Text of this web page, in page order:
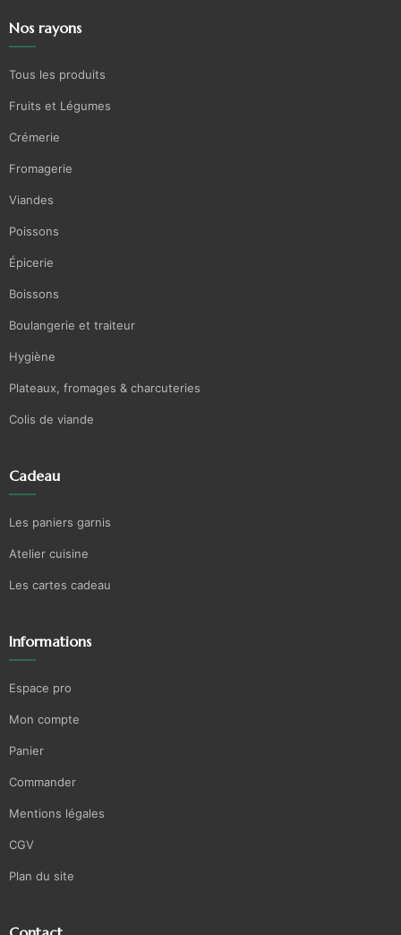
Nos rayons
Tous les produits
Fruits et Légumes
Crémerie
Fromagerie
Viandes
Poissons
Épicerie
Boissons
Boulangerie et traiteur
Hygiène
Plateaux, fromages & charcuteries
Colis de viande
Cadeau
Les paniers garnis
Atelier cuisine
Les cartes cadeau
Informations
Espace pro
Mon compte
Panier
Commander
Mentions légales
CGV
Plan du site